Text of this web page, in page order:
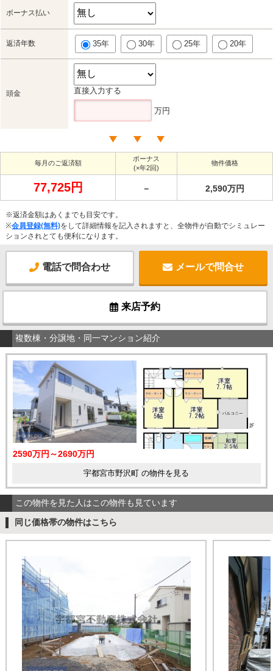
ボーナス払い
返済年数 35年 30年 25年 20年
頭金 直接入力する
万円
毎月のご返済額
ボーナス
(×年2回)
物件価格
77,725円 － 2,590万円
※返済金額はあくまでも目安です。
※会員登録(無料)をして詳細情報を記入されますと、全物件が自動でシミュレー
ションされとても便利になります。
電話で問合わせ メールで問合せ
来店予約
複数棟・分譲地・同一マンション紹介
2590万円～2690万円
宇都宮市野沢町 の物件を見る
この物件を見た人はこの物件も見ています
同じ価格帯の物件はこちら